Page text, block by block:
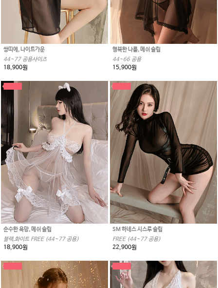
쌍띠에, 나이트가운
44~77 공용사이즈
18,900원
행복한 나를, 메쉬 슬립
44~66 공용
15,900원
순수한 욕망, 메쉬 슬립
블랙,화이트 FREE (44~77 공용)
18,900원
SM 하네스 시스루 슬립
FREE (44~77 공용)
22,900원